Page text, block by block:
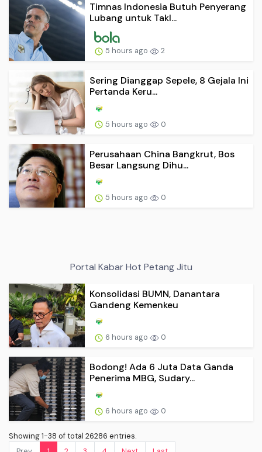
Timnas Indonesia Butuh Penyerang
Lubang untuk Takl...
5 hours ago 2
Sering Dianggap Sepele, 8 Gejala Ini
Pertanda Keru...
5 hours ago 0
Perusahaan China Bangkrut, Bos
Besar Langsung Dihu...
5 hours ago 0
Portal Kabar Hot Petang Jitu
Konsolidasi BUMN, Danantara
Gandeng Kemenkeu
6 hours ago 0
Bodong! Ada 6 Juta Data Ganda
Penerima MBG, Sudary...
6 hours ago 0
Showing 1-38 of total 26286 entries.